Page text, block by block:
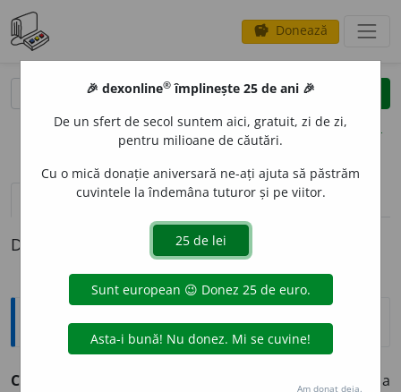
savings Donează
clear
opțiuni
definiții (1) pronunțievolume_up (50)
Definiția cu ID-ul 456721:
Explicative DEX
CONTEST
1. a nu recunoaște ceva; a tăgădui, a
🎉 dexonline® împlinește 25 de ani 🎉
De un sfert de secol suntem aici, gratuit, zi de zi,
pentru milioane de căutări.
Cu o mică donație aniversară ne-ați ajuta să păstrăm
cuvintele la îndemâna tuturor și pe viitor.
Am donat deja.